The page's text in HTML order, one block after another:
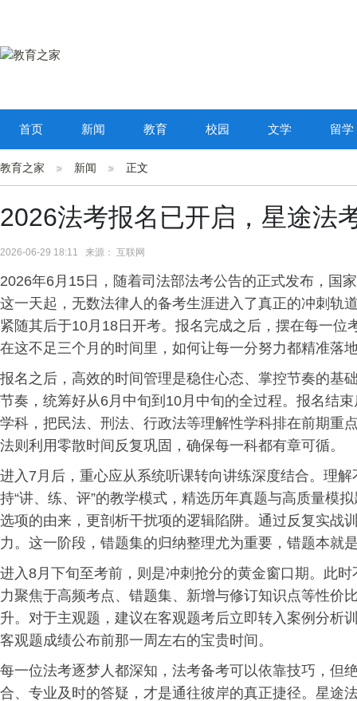
首页 新闻 教育 校园 文学 留学
教育之家 新闻 正文
2026法考报名已开启，星途法
2026-06-29 18:11 来源： 互联网
2026年6月15日，随着司法部法考公告的正式发布，国
这一天起，无数法律人的备考生涯进入了真正的冲刺轨
紧随其后于10月18日开考。报名完成之后，摆在每一
在这不足三个月的时间里，如何让每一分努力都精准落
报名之后，高效的时间管理是稳住心态、掌控节奏的
节奏，统筹好从6月中旬到10月中旬的全过程。报名结
学科，把民法、刑法、行政法等理解性学科排在前期重
法则利用零散时间反复巩固，确保每一科都有章可循。
进入7月后，重心应从系统听课转向讲练深度结合。理
持“讲、练、评”的教学模式，精选历年真题与高质量
选项的由来，更剖析干扰项的逻辑陷阱。通过反复实战
力。这一阶段，错题集的归纳整理尤为重要，错题本就
进入8月下旬至考前，则是冲刺抢分的黄金窗口期。此
力聚焦于高频考点、错题集、新增与修订知识点等性价
升。对于主观题，建议在客观题考后立即转入案例分析
客观题成绩公布前那一周左右的宝贵时间。
每一位法考逐梦人都深知，法考备考可以依靠技巧，但
合、专业及时的答疑，才是通往彼岸的真正捷径。星途